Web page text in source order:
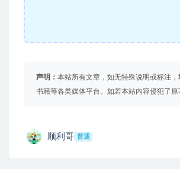
声明： 本站所有文章，如无特殊说明或标注
书籍等各类媒体平台。如若本站内容侵犯了
顺利哥 普通